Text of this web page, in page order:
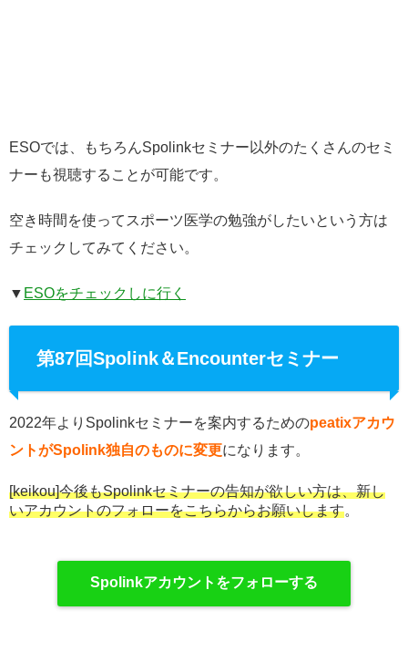
ESOでは、もちろんSpolinkセミナー以外のたくさんのセミ
ナーも視聴することが可能です。
空き時間を使ってスポーツ医学の勉強がしたいという方は
チェックしてみてください。
▼ ESOをチェックしに行く
第87回Spolink＆Encounterセミナー
2022年よりSpolinkセミナーを案内するためのpeatixアカウ
ントがSpolink独自のものに変更になります。
[keikou]今後もSpolinkセミナーの告知が欲しい方は、新し
いアカウントのフォローをこちらからお願いします。
Spolinkアカウントをフォローする